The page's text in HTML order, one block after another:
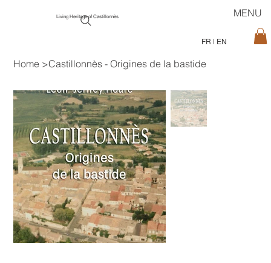
Living Heritage of Castillonnès
FR EN
MENU
Home >Castillonnès - Origines de la bastide